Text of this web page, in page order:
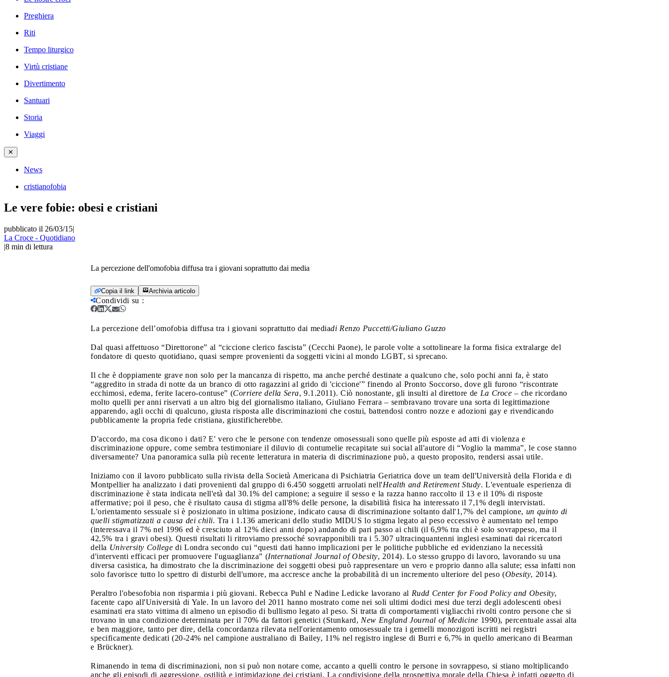
Preghiera
Riti
Tempo liturgico
Virtù cristiane
Divertimento
Santuari
Storia
Viaggi
✕
News
cristianofobia
Le vere fobie: obesi e cristiani
pubblicato il 26/03/15|
La Croce - Quotidiano
|8 min di lettura
La percezione dell'omofobia diffusa tra i giovani soprattutto dai media
Copia il link Archivia articolo
Condividi su :
La percezione dell’omofobia diffusa tra i giovani soprattutto dai mediadi Renzo Puccetti/Giuliano Guzzo
Dal quasi affettuoso “Direttorone” al “ciccione clerico fascista” (Cecchi Paone), le parole volte a sottolineare la forma fisica extralarge del
fondatore di questo quotidiano, quasi sempre provenienti da soggetti vicini al mondo LGBT, si sprecano.
Il che è doppiamente grave non solo per la mancanza di rispetto, ma anche perché destinate a qualcuno che, solo pochi anni fa, è stato
“aggredito in strada di notte da un branco di otto ragazzini al grido di 'ciccione'” finendo al Pronto Soccorso, dove gli furono “riscontrate
ecchimosi, edema, ferite lacero-contuse” (Corriere della Sera, 9.1.2011). Ciò nonostante, gli insulti al direttore de La Croce – che ricordano
molto quelli per anni riservati a un altro big del giornalismo italiano, Giuliano Ferrara – sembravano trovare una sorta di legittimazione
apparendo, agli occhi di qualcuno, giusta risposta alle discriminazioni che costui, battendosi contro nozze e adozioni gay e rivendicando
pubblicamente la propria fede cristiana, giustificherebbe.
D'accordo, ma cosa dicono i dati? E' vero che le persone con tendenze omosessuali sono quelle più esposte ad atti di violenza e
discriminazione oppure, come sembra testimoniare il diluvio di contumelie recapitate sui social all'autore di “Voglio la mamma”, le cose stanno
diversamente? Una panoramica sulla più recente letteratura in materia di discriminazione può, a questo proposito, rendersi assai utile.
Iniziamo con il lavoro pubblicato sulla rivista della Società Americana di Psichiatria Geriatrica dove un team dell'Università della Florida e di
Montpellier ha analizzato i dati provenienti dal gruppo di 6.450 soggetti arruolati nell'Health and Retirement Study. L'eventuale esperienza di
discriminazione è stata indicata nell'età dal 30.1% del campione; a seguire il sesso e la razza hanno raccolto il 13 e il 10% di risposte
affermative; poi il peso, che è risultato causa di stigma all'8% delle persone, la disabilità fisica ha interessato il 7,1% degli intervistati.
L'orientamento sessuale si è posizionato in ultima posizione, indicato causa di discriminazione soltanto dall'1,7% del campione, un quinto di
quelli stigmatizzati a causa dei chili. Tra i 1.136 americani dello studio MIDUS lo stigma legato al peso eccessivo è aumentato nel tempo
(interessava il 7% nel 1996 ed è cresciuto al 12% dieci anni dopo) andando di pari passo ai chili (il 6,9% tra chi è solo sovrappeso, ma il
42,5% tra i gravi obesi). Questi risultati li ritroviamo pressoché sovrapponibili tra i 5.307 ultracinquantenni inglesi esaminati dai ricercatori
della University College di Londra secondo cui “questi dati hanno implicazioni per le politiche pubbliche ed evidenziano la necessità
d'interventi efficaci per promuovere l'uguaglianza” (International Journal of Obesity, 2014). Lo stesso gruppo di lavoro, lavorando su una
diversa casistica, ha dimostrato che la discriminazione dei soggetti obesi può rappresentare un vero e proprio danno alla salute; essa infatti non
solo favorisce tutto lo spettro di disturbi dell'umore, ma accresce anche la probabilità di un incremento ulteriore del peso (Obesity, 2014).
Peraltro l'obesofobia non risparmia i più giovani. Rebecca Puhl e Nadine Ledicke lavorano al Rudd Center for Food Policy and Obesity,
facente capo all'Università di Yale. In un lavoro del 2011 hanno mostrato come nei soli ultimi dodici mesi due terzi degli adolescenti obesi
esaminati era stato vittima di almeno un episodio di bullismo legato al peso. Si tratta di comportamenti vigliacchi rivolti contro persone che si
trovano in una condizione determinata per il 70% da fattori genetici (Stunkard, New England Journal of Medicine 1990), percentuale assai alta
e ben maggiore, tanto per dire, della concordanza rilevata nell'orientamento omosessuale tra i gemelli monozigoti iscritti nei registri
specificamente dedicati (20-24% nel campione australiano di Bailey, 11% nel registro inglese di Burri e 6,7% in quello americano di Bearman
e Brückner).
Rimanendo in tema di discriminazioni, non si può non notare come, accanto a quelli contro le persone in sovrappeso, si stiano moltiplicando
anche gli episodi di aggressione, ostilità e intimidazione dei cristiani. La condivisione della prospettiva morale della Chiesa è infatti oggetto di